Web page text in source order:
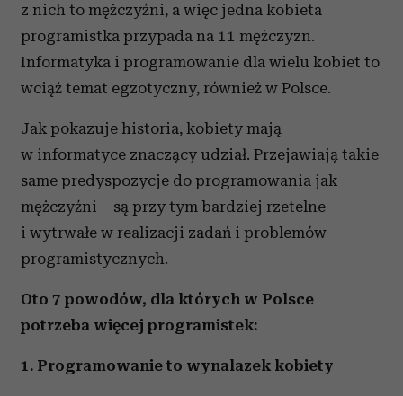
z nich to mężczyźni, a więc jedna kobieta
programistka przypada na 11 mężczyzn.
Informatyka i programowanie dla wielu kobiet to
wciąż temat egzotyczny, również w Polsce.
Jak pokazuje historia, kobiety mają
w informatyce znaczący udział. Przejawiają takie
same predyspozycje do programowania jak
mężczyźni – są przy tym bardziej rzetelne
i wytrwałe w realizacji zadań i problemów
programistycznych.
Oto 7 powodów, dla których w Polsce
potrzeba więcej programistek:
1. Programowanie to wynalazek kobiety